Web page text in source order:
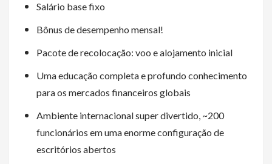
Salário base fixo
Bônus de desempenho mensal!
Pacote de recolocação: voo e alojamento inicial
Uma educação completa e profundo conhecimento
para os mercados financeiros globais
Ambiente internacional super divertido, ~200
funcionários em uma enorme configuração de
escritórios abertos